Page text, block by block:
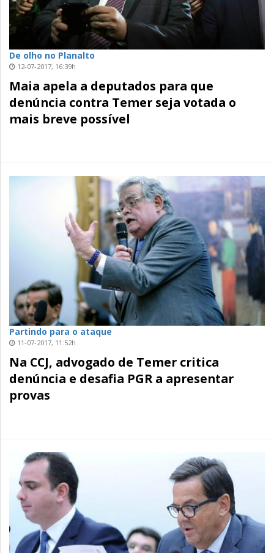
De olho no Planalto
12-07-2017, 16:39h
Maia apela a deputados para que
denúncia contra Temer seja votada o
mais breve possível
Partindo para o ataque
11-07-2017, 11:52h
Na CCJ, advogado de Temer critica
denúncia e desafia PGR a apresentar
provas